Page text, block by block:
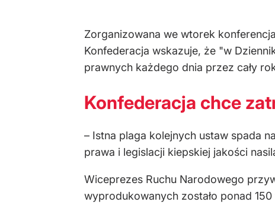
Zorganizowana we wtorek
Konfederacja wskazuje, że "w
prawnych każdego dnia przez cały
Konfederacja chce
– Istna plaga kolejnych ustaw spada
prawa i legislacji kiepskiej jakości
Wiceprezes Ruchu Narodowego
wyprodukowanych zostało ponad